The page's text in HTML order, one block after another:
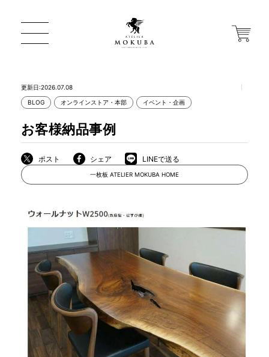
店舗から探す
MOKUBA について
商品情報
直営店
更新日:2026.07.08
BLOG オンラインストア・本部 イベント・企画
お客様納品事例
ポスト シェア LINEで送る
一枚板 ATELIER MOKUBA HOME